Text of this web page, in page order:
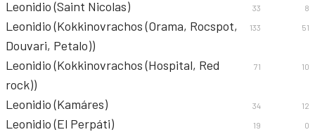
Leonidio (Saint Nicolas) 33 8
Leonidio (Kokkinovrachos (Orama, Rocspot,
Douvari, Petalo))
133 51
Leonidio (Kokkinovrachos (Hospital, Red
rock))
71 10
Leonidio (Kamáres) 34 12
Leonidio (El Perpáti) 19 0